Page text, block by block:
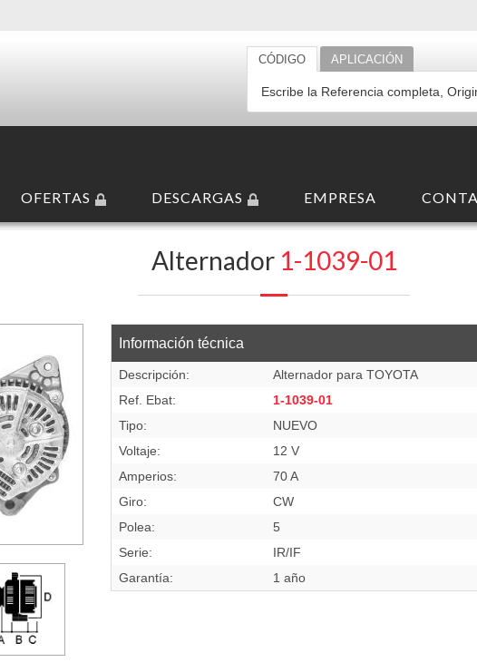
CÓDIGO APLICACIÓN
OFERTAS DESCARGAS EMPRESA
Alternador 1-1039-01
Información técnica
Descripción:
Alternador para TOYOTA
Ref. Ebat:
1-1039-01
Tipo:
NUEVO
Voltaje:
12 V
Amperios:
70 A
Giro:
CW
Polea:
5
Serie:
IR/IF
Garantía:
1 año